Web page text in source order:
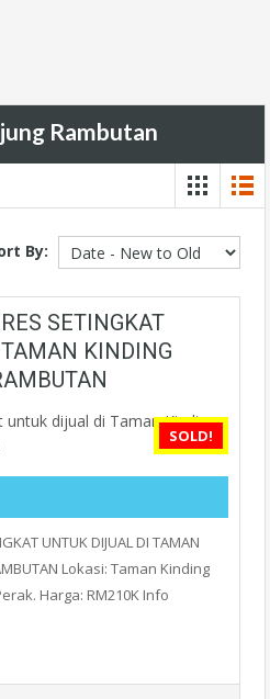
Rambutan
By:
SETINGKAT
KINDING
SOLD!
UNTUK DIJUAL DI TAMAN
Lokasi: Taman Kinding
Harga: RM210K Info